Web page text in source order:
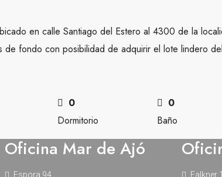
en calle Santiago del Estero al 4300 de la
fondo con posibilidad de adquirir el lote lindero
0
Dormitorio
0
Baño
Oficina Mar de Ajó
Espora 94 Falkner